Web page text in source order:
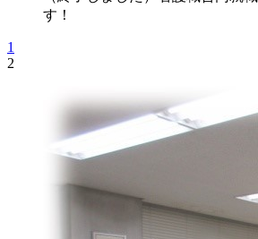
す！
1
2